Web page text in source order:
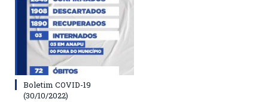
Boletim COVID-19
(30/10/2022)